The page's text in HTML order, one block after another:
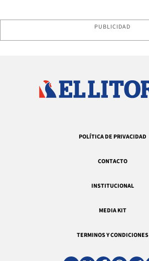
PUBLICIDAD
POLÍTICA DE PRIVACIDAD
CONTACTO
INSTITUCIONAL
MEDIA KIT
TERMINOS Y CONDICIONES